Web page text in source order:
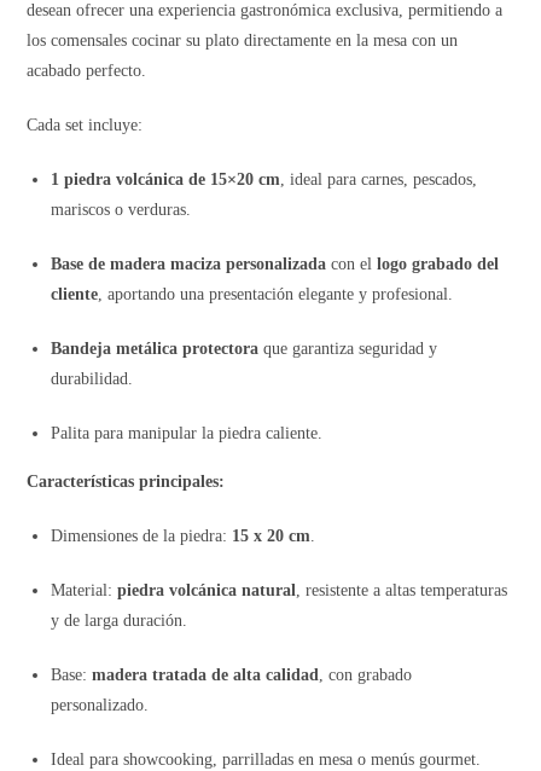
desean ofrecer una experiencia gastronómica exclusiva, permitiendo a
los comensales cocinar su plato directamente en la mesa con un
acabado perfecto.
Cada set incluye:
1 piedra volcánica de 15×20 cm, ideal para carnes, pescados,
mariscos o verduras.
Base de madera maciza personalizada con ellogo grabado del
cliente, aportando una presentación elegante y profesional.
Bandeja metálica protectora que garantiza seguridad y
durabilidad.
Palita para manipular la piedra caliente.
Características principales:
Dimensiones de la piedra: 15 x 20 cm.
Material:piedra volcánica natural, resistente a altas temperaturas
y de larga duración.
Base:madera tratada de alta calidad, con grabado
personalizado.
Ideal para showcooking, parrilladas en mesa o menús gourmet.